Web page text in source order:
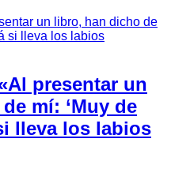
presentar un
mí: ‘Muy de
lleva los labios